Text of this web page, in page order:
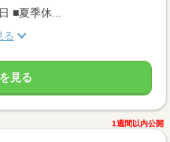
■夏季休...
る
見る
1週間以内公開